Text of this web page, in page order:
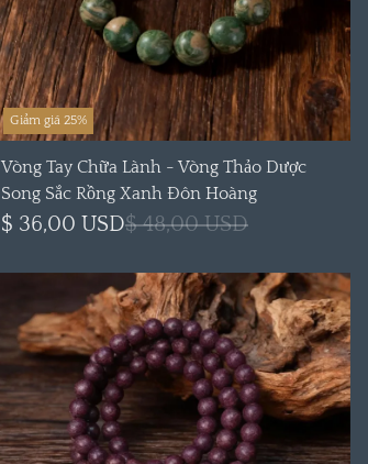
Giảm giá 25%
Vòng Tay Chữa Lành - Vòng Thảo Dược
Song Sắc Rồng Xanh Đôn Hoàng
$ 36,00 USD$ 48,00 USD